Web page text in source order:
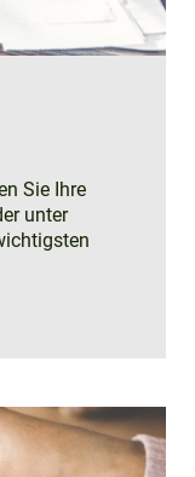
Sie Ihre
unter